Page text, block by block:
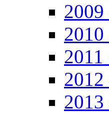
2009
2010
2011
2012